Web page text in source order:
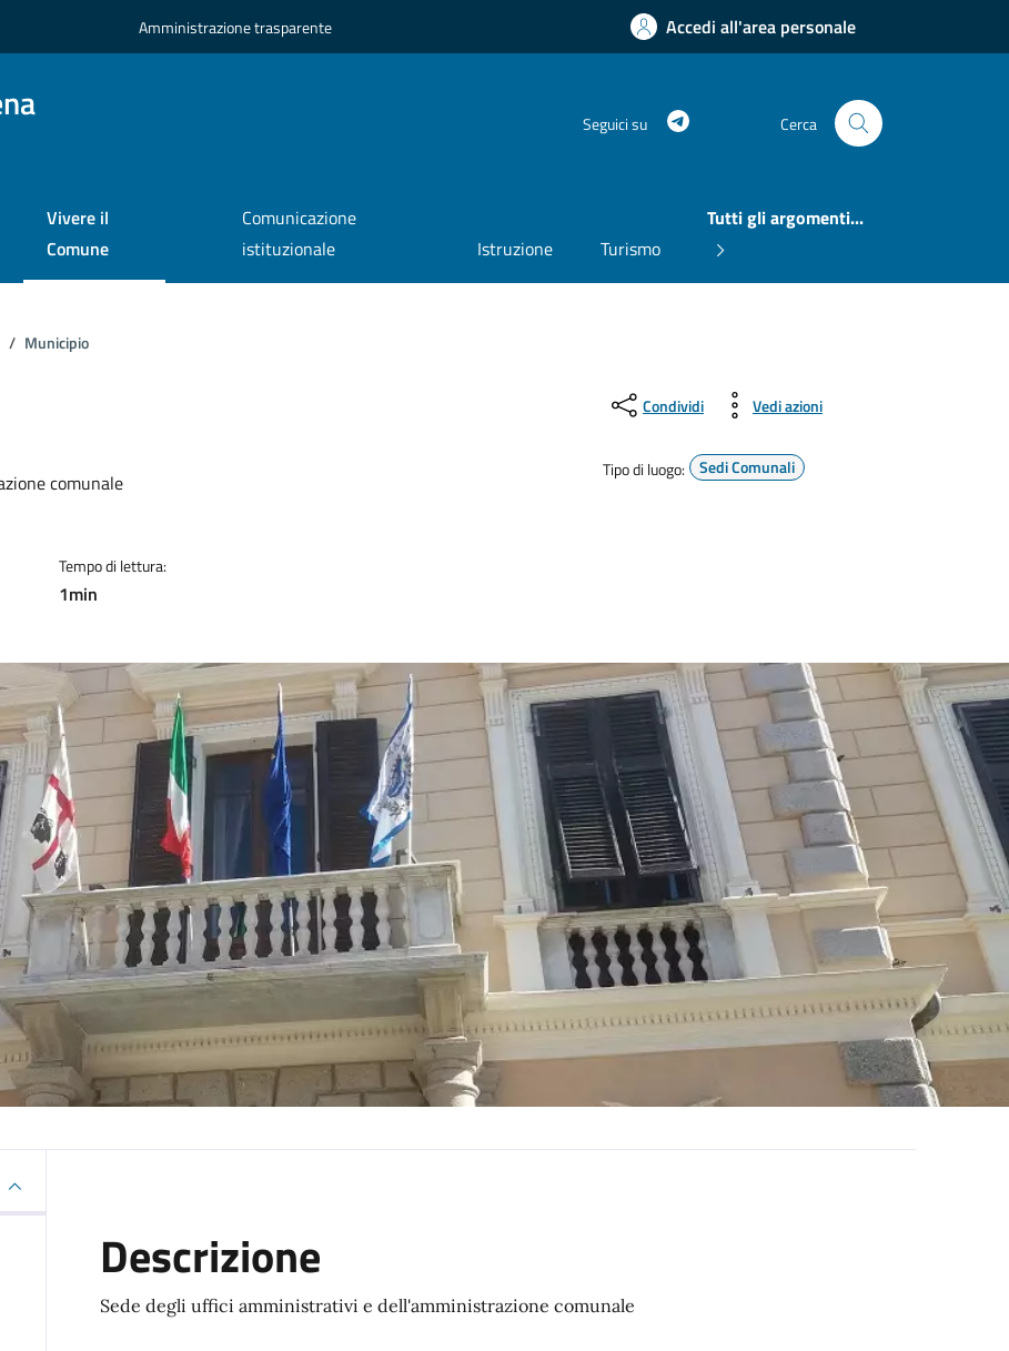
Amministrazione trasparente Accedi all'area personale
Seguici su Cerca
Vivere il
Comune
Comunicazione
istituzionale
Istruzione Turismo
Tutti gli argomenti...
Municipio
comunale
Tempo di lettura:
1min
Condividi Vedi azioni
Tipo di luogo: Sedi Comunali
Descrizione
Sede degli uffici amministrativi e dell'amministrazione comunale